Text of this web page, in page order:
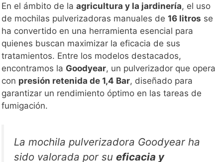
En el ámbito de la agricultura y la jardinería, el uso
de mochilas pulverizadoras manuales de 16 litros se
ha convertido en una herramienta esencial para
quienes buscan maximizar la eficacia de sus
tratamientos. Entre los modelos destacados,
encontramos la Goodyear, un pulverizador que opera
con presión retenida de 1,4 Bar, diseñado para
garantizar un rendimiento óptimo en las tareas de
fumigación.
La mochila pulverizadora Goodyear ha
sido valorada por su eficacia y